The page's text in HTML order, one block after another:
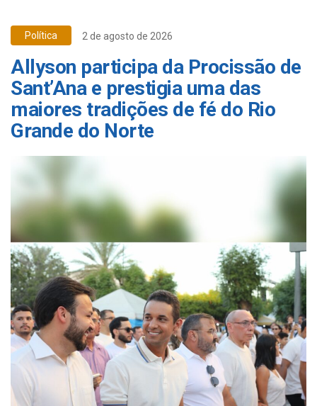
Política 2 de agosto de 2026
Allyson participa da Procissão de
Sant’Ana e prestigia uma das
maiores tradições de fé do Rio
Grande do Norte